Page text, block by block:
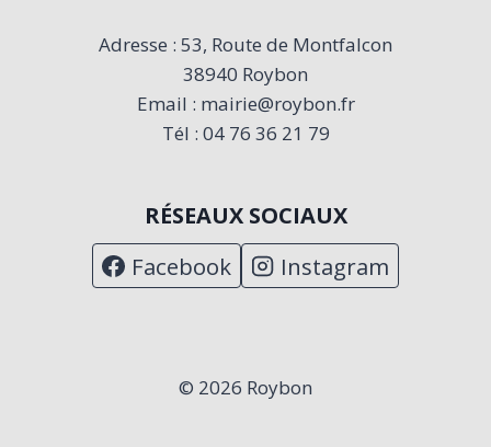
Adresse : 53, Route de Montfalcon
38940 Roybon
Email : mairie@roybon.fr
Tél : 04 76 36 21 79
RÉSEAUX SOCIAUX
Facebook Instagram
© 2026 Roybon